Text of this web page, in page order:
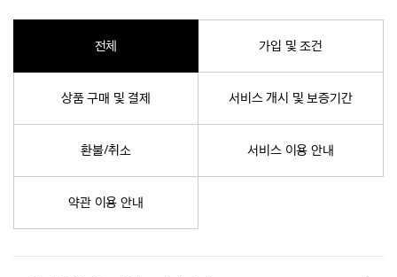
전체 가입 및 조건
상품 구매 및 결제 서비스 개시 및 보증기간
환불/취소 서비스 이용 안내
약관 이용 안내